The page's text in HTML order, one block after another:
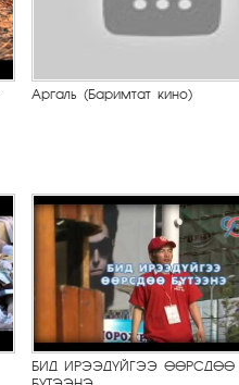
Аргаль (Баримтат кино)
БИД ИРЭЭДҮЙГЭЭ ӨӨРСДӨӨ